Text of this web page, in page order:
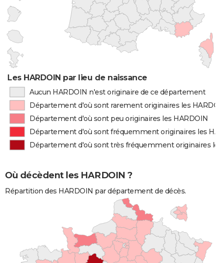
Les HARDOIN par lieu de naissance
Aucun HARDOIN n'est originaire de ce département
Département d'où sont rarement originaires les
Département d'où sont peu originaires les HARDOIN
Département d'où sont fréquemment originaires les
Département d'où sont très fréquemment originaires
Où décèdent les HARDOIN ?
Répartition des HARDOIN par département de décès.